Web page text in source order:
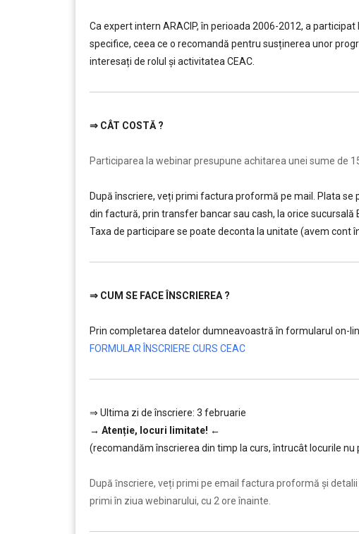
Ca expert intern ARACIP, în perioada 2006-2012, a
specifice, ceea ce o recomandă pentru susținerea unor
interesați de rolul şi activitatea CEAC.
⇒ CÂT COSTĂ ?
Participarea la webinar presupune achitarea unei sume de
După înscriere, veți primi factura proformă pe mail. Plata se
din factură, prin transfer bancar sau cash, la orice sucursală
Taxa de participare se poate deconta la unitate (avem cont
⇒ CUM SE FACE ÎNSCRIEREA ?
Prin completarea datelor dumneavoastră în formularul on-
FORMULAR ÎNSCRIERE CURS CEAC
⇒ Ultima zi de înscriere: 3 februarie
→ Atenție, locuri limitate! ←
(recomandăm înscrierea din timp la curs, întrucât locurile
După ȋnscriere, veți primi pe email factura proformă și
primi în ziua webinarului, cu 2 ore înainte.